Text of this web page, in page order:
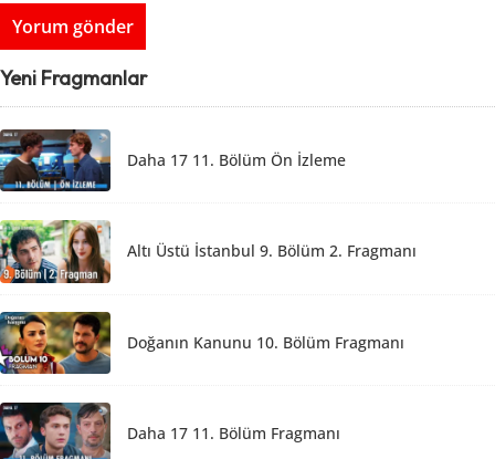
Yeni Fragmanlar
Daha 17 11. Bölüm Ön İzleme
Altı Üstü İstanbul 9. Bölüm 2. Fragmanı
Doğanın Kanunu 10. Bölüm Fragmanı
Daha 17 11. Bölüm Fragmanı